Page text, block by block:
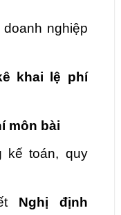
doanh nghiệp
khai lệ phí
môn bài
kế toán, quy
Nghị định